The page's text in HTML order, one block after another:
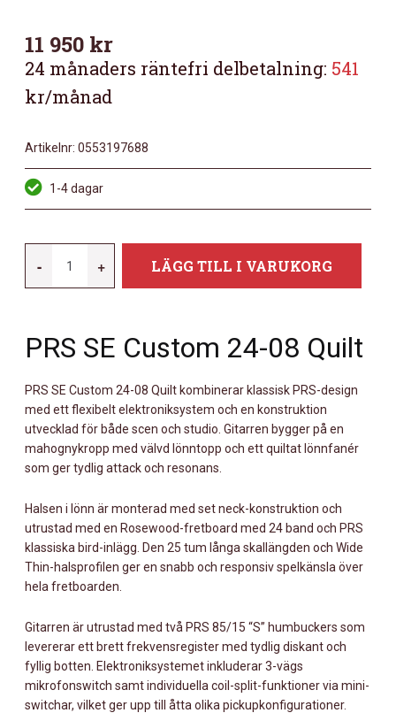
11 950 kr
24 månaders räntefri delbetalning: 541
kr/månad
Artikelnr: 0553197688
1-4 dagar
-
CUSTOM
QUILT
CHERRYBURST
MÄNGD
+ LÄGG TILL I VARUKORG
PRS SE Custom 24-08 Quilt
PRS SE Custom 24-08 Quilt kombinerar klassisk PRS-design
med ett flexibelt elektroniksystem och en konstruktion
utvecklad för både scen och studio. Gitarren bygger på en
mahognykropp med välvd lönntopp och ett quiltat lönnfanér
som ger tydlig attack och resonans.
Halsen i lönn är monterad med set neck-konstruktion och
utrustad med en Rosewood-fretboard med 24 band och PRS
klassiska bird-inlägg. Den 25 tum långa skallängden och Wide
Thin-halsprofilen ger en snabb och responsiv spelkänsla över
hela fretboarden.
Gitarren är utrustad med två PRS 85/15 “S” humbuckers som
levererar ett brett frekvensregister med tydlig diskant och
fyllig botten. Elektroniksystemet inkluderar 3-vägs
mikrofonswitch samt individuella coil-split-funktioner via mini-
switchar, vilket ger upp till åtta olika pickupkonfigurationer.